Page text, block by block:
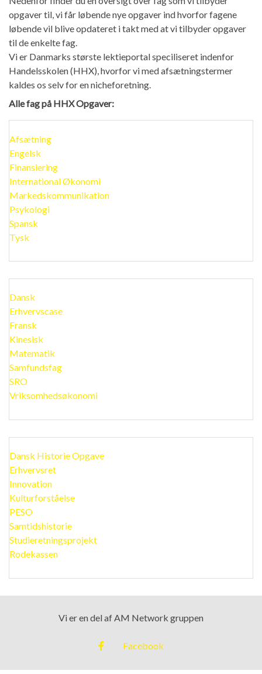
opgaver til, vi får løbende nye opgaver ind hvorfor fagene
løbende vil blive opdateret i takt med at vi tilbyder opgaver
til de enkelte fag.
Vi er Danmarks største lektieportal speciliseret indenfor
Handelsskolen (HHX), hvorfor vi med afsætningstermer
kaldes os selv for en nicheforetning.
Alle fag på HHX Opgaver:
Afsætning
Engelsk
Finansiering
International Økonomi
Markedskommunikation
Psykologi
Spansk
Tysk
Dansk
Erhvervscase
Fransk
Kinesisk
Matematik
Samfundsfag
SRO
Vriksomhedsøkonomi
Dansk Historie Opgave
Erhvervsret
Innovation
Kulturforståelse
PESO
Samtidshistorie
Studieretningsprojekt
Rodekassen
Vi er en del af AM Network gruppen
Facebook